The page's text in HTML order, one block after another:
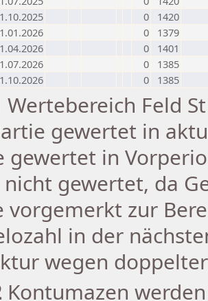
0
1420
0
1379
0
1401
0
1385
0 1385
Wertebereich Feld
gewertet in
gewertet in
nicht gewertet, da
vorgemerkt zur
in der
wegen
Kontumazen